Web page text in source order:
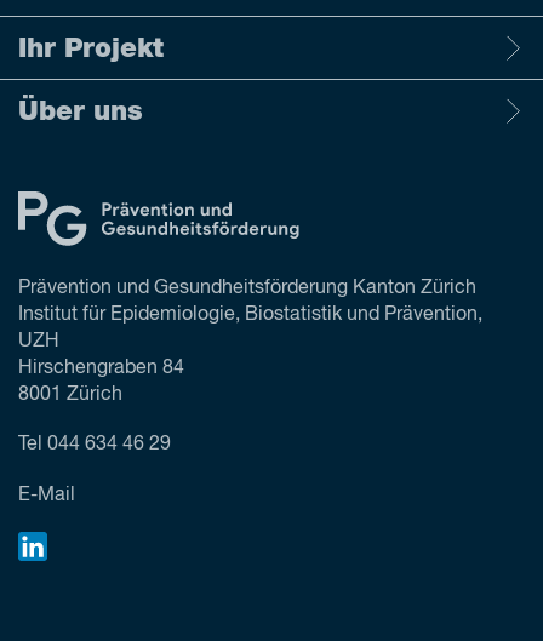
Ihr Projekt
Über uns
Prävention und Gesundheitsförderung Kanton Zürich
Institut für Epidemiologie, Biostatistik und Prävention,
UZH
Hirschengraben 84
8001 Zürich
Tel 044 634 46 29
E-Mail